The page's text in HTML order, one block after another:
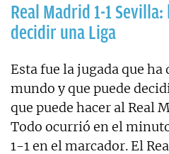
Real Madrid 1-1
decidir una Liga
Esta fue la jugada que ha
mundo y que puede
que puede hacer al Real
Todo ocurrió en el
1-1 en el marcador. El